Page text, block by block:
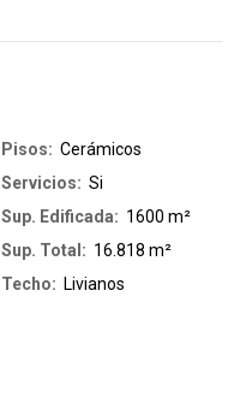
Pisos: Cerámicos
Servicios: Si
Sup. Edificada: 1600 m²
Sup. Total: 16.818 m²
Techo: Livianos